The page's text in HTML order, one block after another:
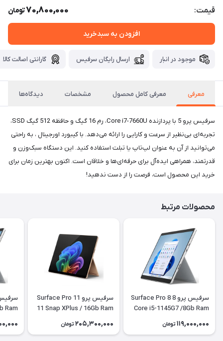
قیمت: 70,800,000تومان
افزودن به سبدخرید
موجود در انبار ارسال رایگان سرفیس گارانتی اصالت کالا
معرفی معرفی کامل محصول مشخصات دیدگاه‌ها
سرفیس پرو 5 با پردازنده Core i7-7660U، رم 16 گیگ و حافظه 512 گیگ SSD،
تجربه‌ای بی‌نظیر از سرعت و کارایی را ارائه می‌دهد. با کیبورد اورجینال ، به راحتی
می‌توانید از آن به عنوان لپ‌تاپ یا تبلت استفاده کنید. این دستگاه سبک‌وزن و
قدرتمند، همراهی ایده‌آل برای حرفه‌ای‌ها و خلاقان است. اکنون بهترین زمان برای
خرید این محصول است، فرصت را از دست ندهید!
محصولات مرتبط
سرفیس پرو 8 Surface Pro 8
Core i5-1145G7 /8Gb Ram
/256Gb SSD LTE + کیبورد
119,000,000 تومان
سرفیس پرو 11 Surface Pro
11 Snap XPlus / 16Gb Ram
/ 512Gb SSD + کیبورد
205,300,000 تومان
Ram